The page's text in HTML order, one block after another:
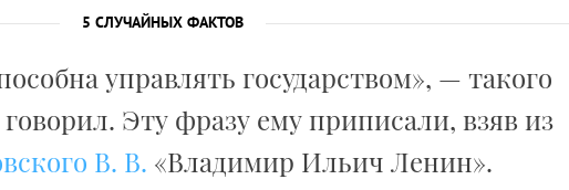
5 СЛУЧАЙНЫХ ФАКТОВ
управлять государством», — такого
Эту фразу ему приписали, взяв из
В. В. «Владимир Ильич Ленин».